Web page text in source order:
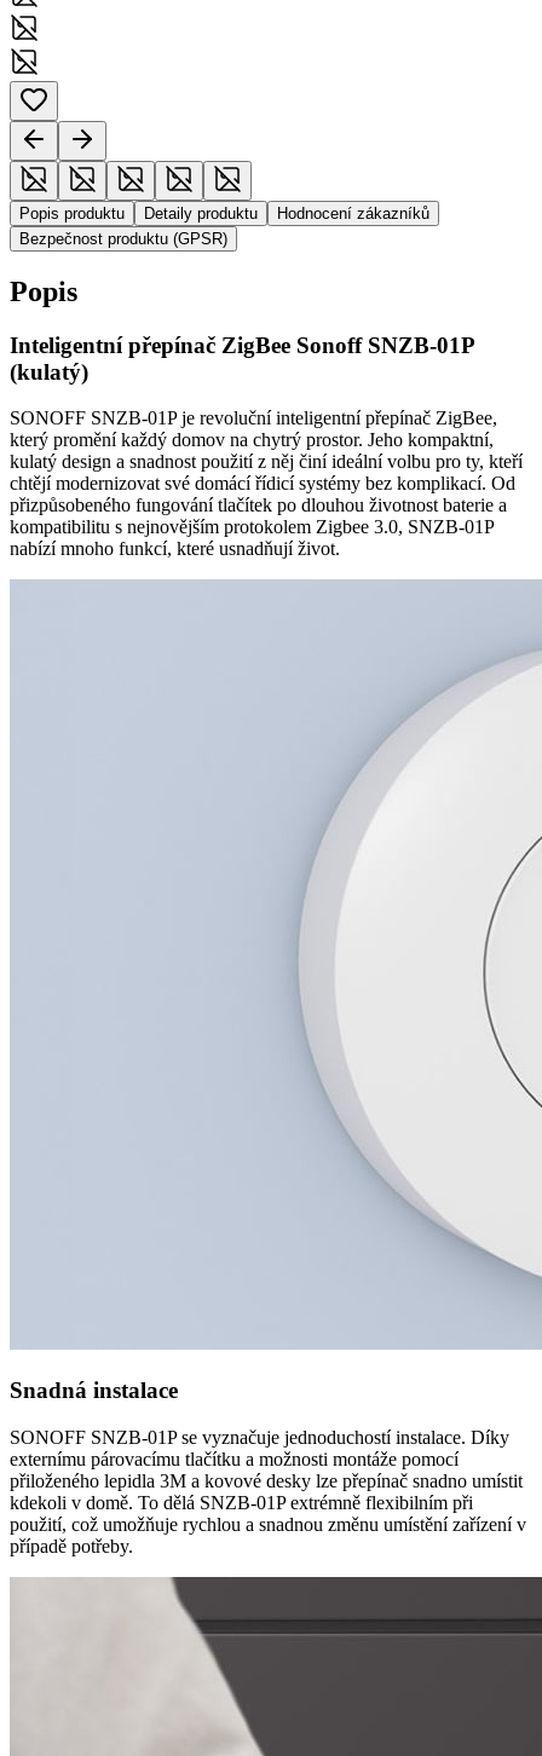
Popis produktu Detaily produktu
Hodnocení zákazníků
Bezpečnost produktu (GPSR)
Popis
Inteligentní přepínač ZigBee Sonoff SNZB-01P
(kulatý)
SONOFF SNZB-01P je revoluční inteligentní přepínač ZigBee,
který promění každý domov na chytrý prostor. Jeho kompaktní,
kulatý design a snadnost použití z něj činí ideální volbu pro ty, kteří
chtějí modernizovat své domácí řídicí systémy bez komplikací. Od
přizpůsobeného fungování tlačítek po dlouhou životnost baterie a
kompatibilitu s nejnovějším protokolem Zigbee 3.0, SNZB-01P
nabízí mnoho funkcí, které usnadňují život.
Snadná instalace
SONOFF SNZB-01P se vyznačuje jednoduchostí instalace. Díky
externímu párovacímu tlačítku a možnosti montáže pomocí
přiloženého lepidla 3M a kovové desky lze přepínač snadno umístit
kdekoli v domě. To dělá SNZB-01P extrémně flexibilním při
použití, což umožňuje rychlou a snadnou změnu umístění zařízení v
případě potřeby.